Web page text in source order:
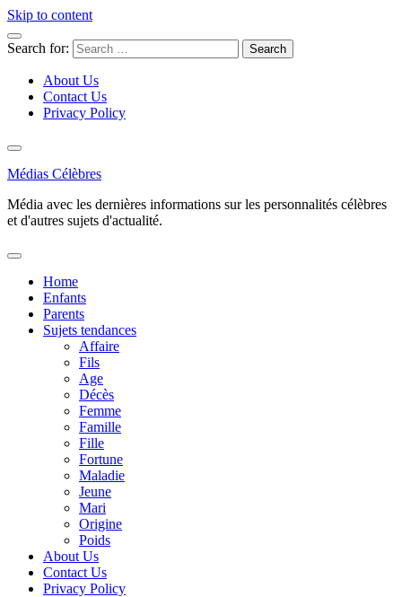
Skip to content
Search for:
About Us
Contact Us
Privacy Policy
Médias Célèbres
Média avec les dernières informations sur les personnalités célèbres
et d'autres sujets d'actualité.
Home
Enfants
Parents
Sujets tendances
Affaire
Fils
Age
Décès
Femme
Famille
Fille
Fortune
Maladie
Jeune
Mari
Origine
Poids
About Us
Contact Us
Privacy Policy